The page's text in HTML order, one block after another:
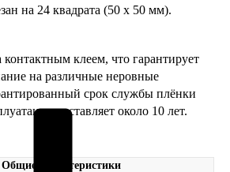
на 24 квадрата (50 х 50 мм).
клеем, что гарантирует
на различные неровные
срок службы плёнки
составляет около 10 лет.
Общие характеристики